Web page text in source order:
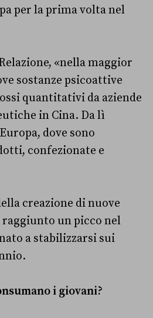
per la prima volta nel
«nella maggior
sostanze psicoattive
quantitativi da aziende
in Cina. Da lì
dove sono
confezionate e
creazione di nuove
raggiunto un picco nel
a stabilizzarsi sui
i giovani?